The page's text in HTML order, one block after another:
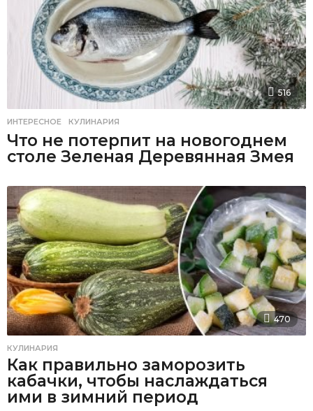
516
ИНТЕРЕСНОЕ ,КУЛИНАРИЯ
Что не потерпит на новогоднем
столе Зеленая Деревянная Змея
470
КУЛИНАРИЯ
Как правильно заморозить
кабачки, чтобы наслаждаться
ими в зимний период